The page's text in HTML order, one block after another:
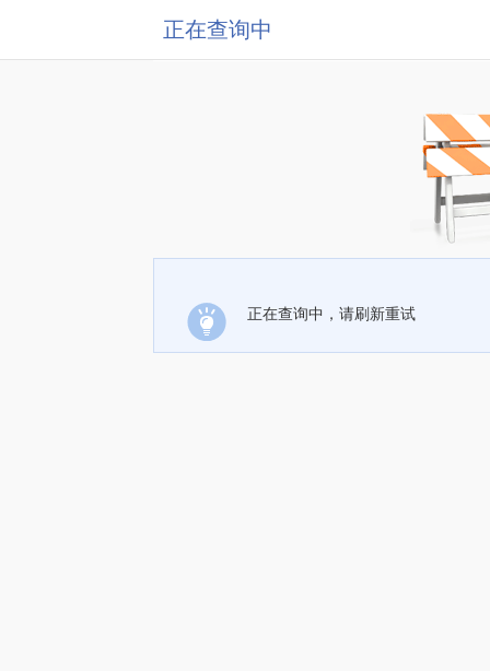
正在查询中
正在查询中，请刷新重试